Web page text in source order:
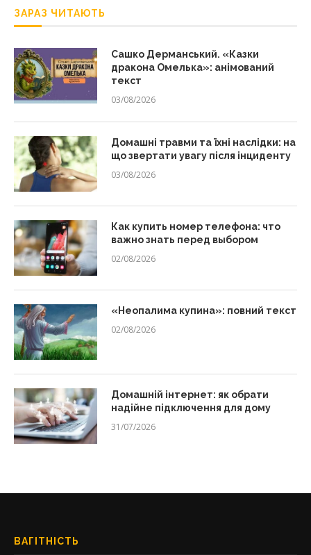
ЗАРАЗ ЧИТАЮТЬ
Сашко Дерманський. «Казки
дракона Омелька»: анімований
текст
03/08/2026
Домашні травми та їхні наслідки: на
що звертати увагу після інциденту
03/08/2026
Как купить номер телефона: что
важно знать перед выбором
02/08/2026
«Неопалима купина»: повний текст
02/08/2026
Домашній інтернет: як обрати
надійне підключення для дому
31/07/2026
ВАГІТНІСТЬ